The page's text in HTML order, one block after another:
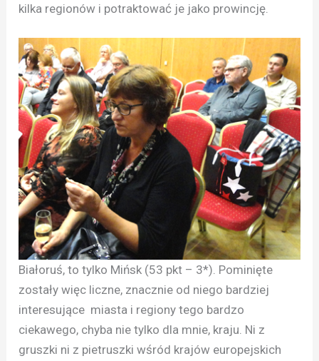
kilka regionów i potraktować je jako prowincję.
Białoruś, to tylko Mińsk (53 pkt – 3*). Pominięte
zostały więc liczne, znacznie od niego bardziej
interesujące miasta i regiony tego bardzo
ciekawego, chyba nie tylko dla mnie, kraju. Ni z
gruszki ni z pietruszki wśród krajów europejskich